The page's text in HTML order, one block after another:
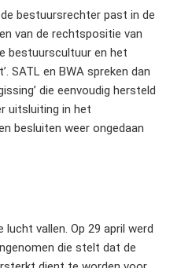
bestuursrechter past in de
van de rechtspositie van
bestuurscultuur en het
SATL en BWA spreken dan
die eenvoudig hersteld
uitsluiting in het
besluiten weer ongedaan
vallen. Op 29 april werd
die stelt dat de